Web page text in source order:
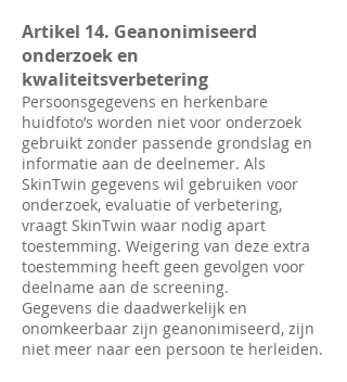
Artikel 14. Geanonimiseerd
onderzoek en
kwaliteitsverbetering
Persoonsgegevens en herkenbare
huidfoto’s worden niet voor onderzoek
gebruikt zonder passende grondslag en
informatie aan de deelnemer. Als
SkinTwin gegevens wil gebruiken voor
onderzoek, evaluatie of verbetering,
vraagt SkinTwin waar nodig apart
toestemming. Weigering van deze extra
toestemming heeft geen gevolgen voor
deelname aan de screening.
Gegevens die daadwerkelijk en
onomkeerbaar zijn geanonimiseerd, zijn
niet meer naar een persoon te herleiden.